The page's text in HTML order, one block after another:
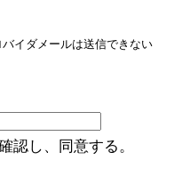
イダメールは送信できない
認し、同意する。